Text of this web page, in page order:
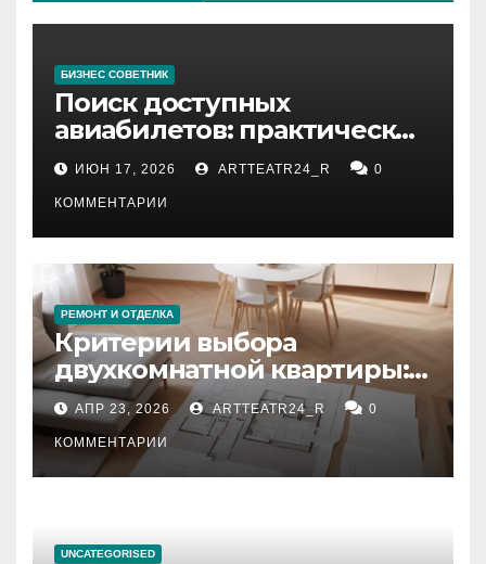
БИЗНЕС СОВЕТНИК
Поиск доступных
авиабилетов: практические
рекомендации
ИЮН 17, 2026 ARTTEATR24_R 0
КОММЕНТАРИИ
РЕМОНТ И ОТДЕЛКА
Критерии выбора
двухкомнатной квартиры:
планировка, площадь,
состояние и документация
АПР 23, 2026 ARTTEATR24_R 0
КОММЕНТАРИИ
UNCATEGORISED